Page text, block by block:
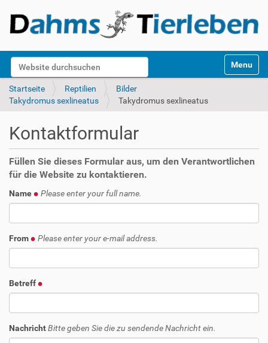
Website durchsuchen
k
Toggle
Startseite Reptilien
Bilder
Takydromus sexlineatus
Takydromus sexlineatus
Kontaktformular
Füllen Sie dieses Formular aus, um den Verantwortlichen
für die Website zu kontaktieren.
Name Please enter your full name.
From Please enter your e-mail address.
Betreff
NachrichtBitte geben Sie die zu sendende Nachricht ein.